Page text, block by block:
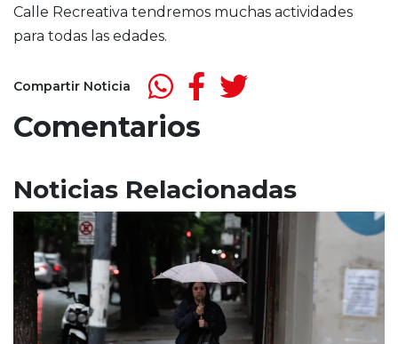
Calle Recreativa tendremos muchas actividades
para todas las edades.
Compartir Noticia
Comentarios
Noticias Relacionadas